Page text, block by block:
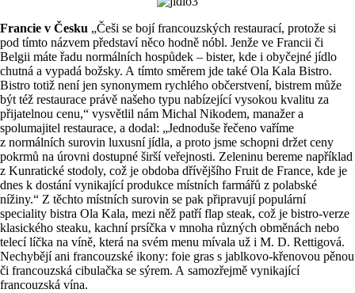
Francie v Česku „Češi se bojí francouzských restaurací, protože si
pod tímto názvem představí něco hodně nóbl. Jenže ve Francii či
Belgii máte řadu normálních hospůdek – bister, kde i obyčejné jídlo
chutná a vypadá božsky. A tímto směrem jde také Ola Kala Bistro.
Bistro totiž není jen synonymem rychlého občerstvení, bistrem může
být též restaurace právě našeho typu nabízející vysokou kvalitu za
přijatelnou cenu,“ vysvětlil nám Michal Nikodem, manažer a
spolumajitel restaurace, a dodal: „Jednoduše řečeno vaříme
z normálních surovin luxusní jídla, a proto jsme schopni držet ceny
pokrmů na úrovni dostupné širší veřejnosti. Zeleninu bereme například
z Kunratické stodoly, což je obdoba dřívějšího Fruit de France, kde je
dnes k dostání vynikající produkce místních farmářů z polabské
nížiny.“ Z těchto místních surovin se pak připravují populární
speciality bistra Ola Kala, mezi něž patří flap steak, což je bistro-verze
klasického steaku, kachní prsíčka v mnoha různých obměnách nebo
telecí líčka na víně, která na svém menu mívala už i M. D. Rettigová.
Nechybějí ani francouzské ikony: foie gras s jablkovo-křenovou pěnou
či francouzská cibulačka se sýrem. A samozřejmě vynikající
francouzská vína.